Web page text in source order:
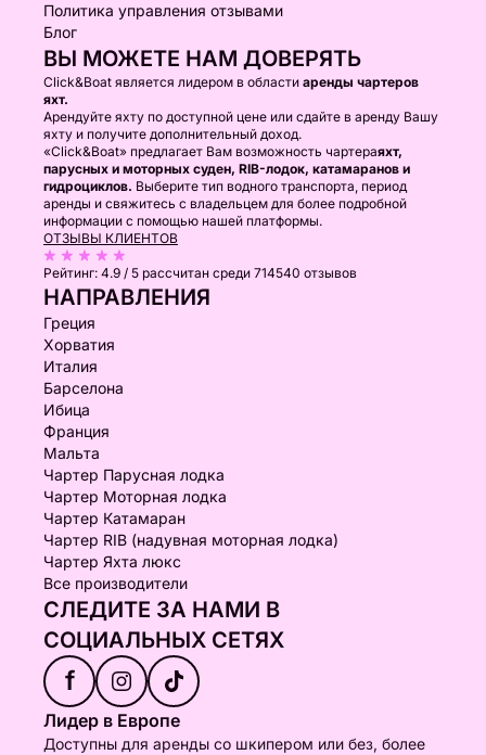
Политика управления отзывами
Блог
ВЫ МОЖЕТЕ НАМ ДОВЕРЯТЬ
Click&Boat является лидером в области аренды чартеров
яхт.
Арендуйте яхту по доступной цене или сдайте в аренду Вашу
яхту и получите дополнительный доход.
«Click&Boat» предлагает Вам возможность чартераяхт,
парусных и моторных суден, RIB-лодок, катамаранов и
гидроциклов. Выберите тип водного транспорта, период
аренды и свяжитесь с владельцем для более подробной
информации с помощью нашей платформы.
ОТЗЫВЫ КЛИЕНТОВ
Рейтинг: 4.9 / 5 рассчитан среди 714540 отзывов
НАПРАВЛЕНИЯ
Греция
Хорватия
Италия
Барселона
Ибица
Франция
Мальта
Чартер Парусная лодка
Чартер Моторная лодка
Чартер Катамаран
Чартер RIB (надувная моторная лодка)
Чартер Яхта люкс
Все производители
СЛЕДИТЕ ЗА НАМИ В
СОЦИАЛЬНЫХ СЕТЯХ
f
Лидер в Европе
Доступны для аренды со шкипером или без, более